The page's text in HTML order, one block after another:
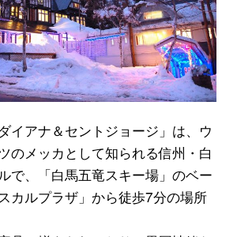
イアナ＆セントジョージ」は、ウ
のメッカとして知られる信州・白
で、「白馬五竜スキー場」のベー
カルプラザ」から徒歩7分の場所